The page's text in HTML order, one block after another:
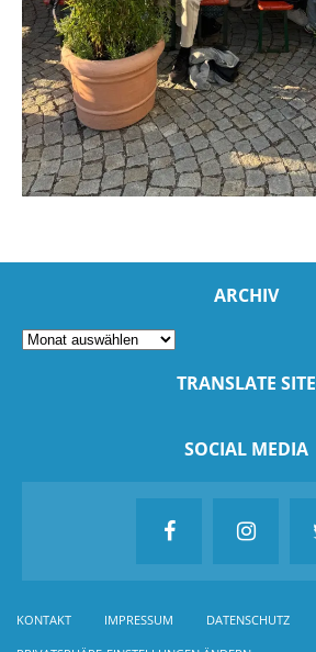
ARCHIV
TRANSLATE SITE
SOCIAL MEDIA
KONTAKT IMPRESSUM DATENSCHUTZ